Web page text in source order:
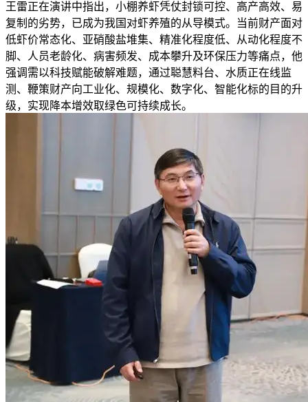
王雷正在演讲中指出，小棚养虾凭仗封锁可控、高产高效、易
复制的劣势，已成为我国对虾养殖的从导模式。当前财产面对
低虾价常态化、亚硝酸盐堆集、精准化程度低、从动化程度不
脚、人员老龄化、病害频发、成本攀升及环保压力等痛点，他
强调需以科技赋能破解难题，通过聪慧料台、水质正在线监
测、鞭策财产向工业化、规模化、数字化、智能化标的目的升
级，实现降本增效取绿色可持续成长。